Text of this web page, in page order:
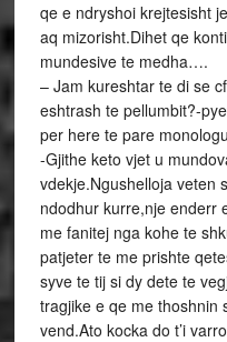
qe e ndryshoi krejtesisht
aq mizorisht.Dihet qe
mundesive te medha….
– Jam kureshtar te di se
eshtrash te pellumbit?-
per here te pare
-Gjithe keto vjet u
vdekje.Ngushelloja veten
ndodhur kurre,nje enderr
me fanitej nga kohe te
patjeter te me prishte
syve te tij si dy dete te
tragjike e qe me thoshnin
vend.Ato kocka do t’i